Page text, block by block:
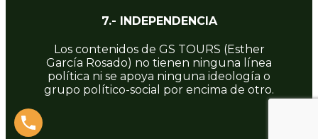
7.- INDEPENDENCIA
Los contenidos de GS TOURS (Esther
García Rosado) no tienen ninguna línea
política ni se apoya ninguna ideología o
grupo político-social por encima de otro.